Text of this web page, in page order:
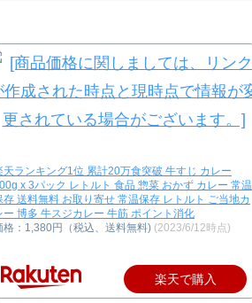
天ランキング1位 累計20万食突破 牛すじ カレー
x 3パック レトルト 食品 惣菜 おかず カレー 常温
存 送料無料 お取り寄せ 常温保存 レトルト ご当地カ
ー 博多 牛スジカレー 牛筋 ポイント消化
格：1,380円（税込、送料無料) (2023/6/12時点)
楽天で購入